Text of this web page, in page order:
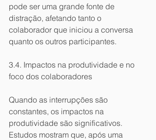
pode ser uma grande fonte de
distração, afetando tanto o
colaborador que iniciou a conversa
quanto os outros participantes.
3.4. Impactos na produtividade e no
foco dos colaboradores
Quando as interrupções são
constantes, os impactos na
produtividade são significativos.
Estudos mostram que, após uma